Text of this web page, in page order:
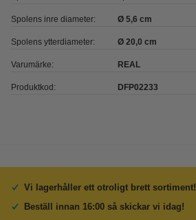
Spolens inre diameter: Ø 5,6 cm
Spolens ytterdiameter: Ø 20,0 cm
Varumärke: REAL
Produktkod: DFP02233
Vi lagerhåller ett otroligt brett sortiment!
Beställ innan 16:00 så skickar vi idag!